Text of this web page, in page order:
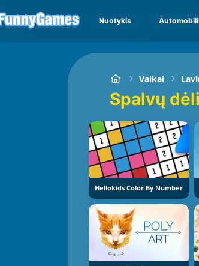
Nuotykis
Vaikai
Spalvų
Hellokids Color By Number